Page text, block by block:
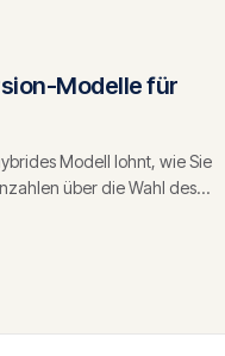
Modelle für
Modell lohnt, wie Sie
über die Wahl des